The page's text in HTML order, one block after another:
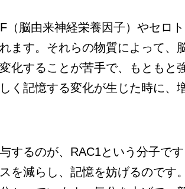
脳由来神経栄養因子）やセロ
ます。それらの物質によって、
化することが苦手で、もともと
く記憶する変化が生じた時に、
するのが、RAC1という分子で
を減らし、記憶を妨げるのです